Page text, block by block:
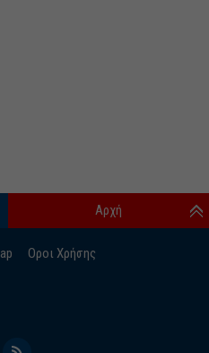
Οροι Χρήσης
Αρχή